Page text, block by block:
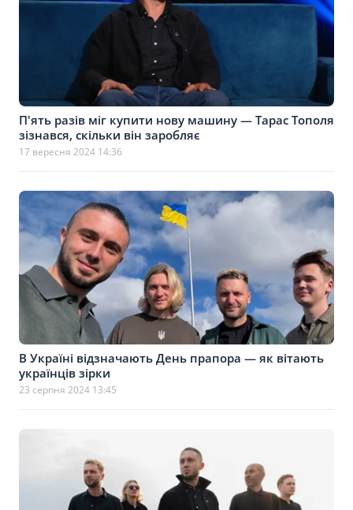
П'ять разів міг купити нову машину — Тарас Тополя
зізнався, скільки він заробляє
17 вересня 2024 14:36
В Україні відзначають День прапора — як вітають
українців зірки
23 серпня 2024 13:45